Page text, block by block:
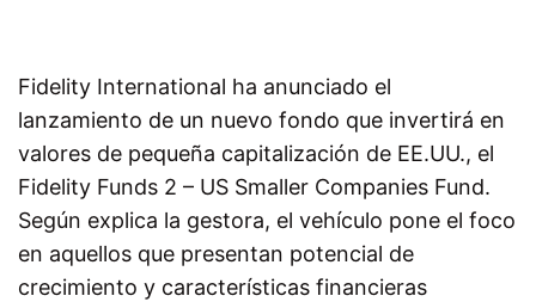
Fidelity International ha anunciado el
lanzamiento de un nuevo fondo que invertirá en
valores de pequeña capitalización de EE.UU., el
Fidelity Funds 2 – US Smaller Companies Fund.
Según explica la gestora, el vehículo pone el foco
en aquellos que presentan potencial de
crecimiento y características financieras